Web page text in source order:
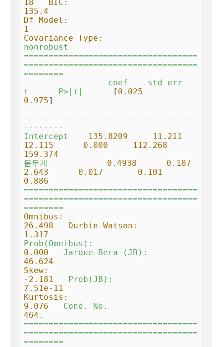
18   BIC:
135.4
Df Model:
1
Covariance Type:
nonrobust
===================================
===================================
========
coef
std
err
t
P>|t|
      [
0.025
0.975
-----------------------------------
-----------------------------------
--------
Intercept
135.8209
11.211
12.115
0.000
112.268
159.374
몸무게
0.4938
0.187
2.643
0.017
0.101
0.886
===================================
===================================
========
Omnibus:
26.498   Durbin-Watson:
1.317
Prob(Omnibus):
0.000
Jarque-Bera
(JB):
46.624
Skew:
-2.181
Prob(JB):
7.51e-11
Kurtosis:
9.076
Cond.
No.
464 .
===================================
===================================
========